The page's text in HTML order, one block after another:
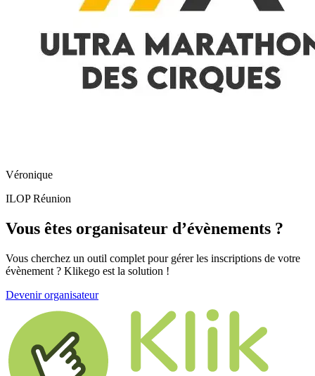
Véronique
ILOP Réunion
Vous êtes organisateur d’évènements ?
Vous cherchez un outil complet pour gérer les inscriptions de votre
évènement ? Klikego est la solution !
Devenir organisateur